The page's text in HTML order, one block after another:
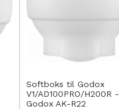
Softboks til Godox
V1/AD100PRO/H200R -
Godox AK-R22
Kjøp
LEGG
TIL